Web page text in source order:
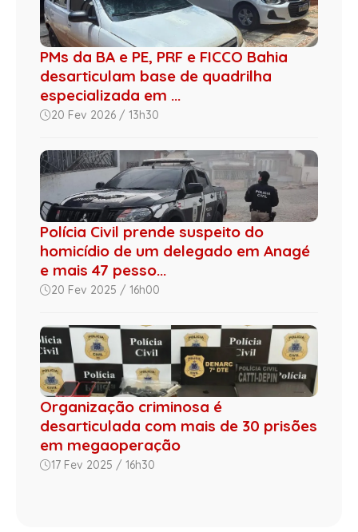
PMs da BA e PE, PRF e FICCO Bahia
desarticulam base de quadrilha
especializada em ...
20 Fev 2026 / 13h30
Polícia Civil prende suspeito do
homicídio de um delegado em Anagé
e mais 47 pesso...
20 Fev 2025 / 16h00
Organização criminosa é
desarticulada com mais de 30 prisões
em megaoperação
17 Fev 2025 / 16h30